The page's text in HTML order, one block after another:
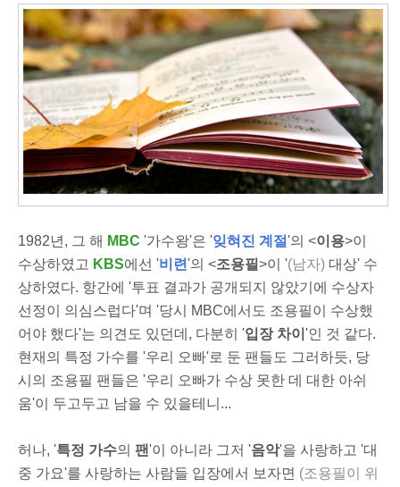
1982년, 그 해 MBC '가수왕'은 '잊혀진 계절'의 <이용>이
수상하였고 KBS에선 '비련'의 <조용필>이 '(남자) 대상' 수
상하였다. 항간에 '투표 결과가 공개되지 않았기에 수상자
선정이 의심스럽다'며 '당시 MBC에서도 조용필이 수상했
어야 했다'는 의견도 있던데, 다분히 '입장 차이 '인 것 같다.
현재의 특정 가수를 '우리 오빠'로 둔 팬들도 그러하듯, 당
시의 조용필 팬들은 '우리 오빠가 수상 못한 데 대한 아쉬
움'이 두고두고 남을 수 있을테니...
허나, '특정 가수의 팬'이 아니라 그저 '음악'을 사랑하고 '대
중 가요'를 사랑하는 사람들 입장에서 보자면 (조용필이 위